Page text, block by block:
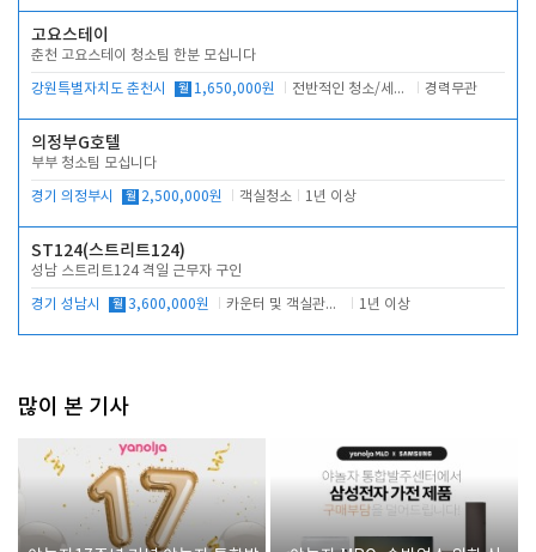
고요스테이
춘천 고요스테이 청소팀 한분 모십니다
강원특별자치도 춘천시 월 1,650,000원 전반적인 청소/세탁업무 경력무관
의정부G호텔
부부 청소팀 모십니다
경기 의정부시 월 2,500,000원 객실청소 1년 이상
ST124(스트리트124)
성남 스트리트124 격일 근무자 구인
경기 성남시 월 3,600,000원 카운터 및 객실관리 전반 1년 이상
많이 본 기사